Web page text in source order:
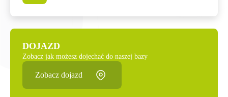
DOJAZD
Zobacz jak możesz dojechać do naszej bazy
Zobacz dojazd